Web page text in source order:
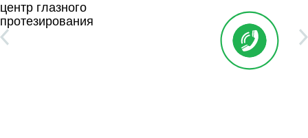
центр глазного
протезирования